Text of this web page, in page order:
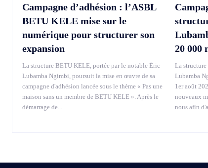
Campagne d’adhésion : l’ASBL
BETU KELE mise sur le
numérique pour structurer son
expansion
La structure BETU KELE, portée par le notable Éric
Lubamba Ngimbi, poursuit la mise en œuvre de sa
campagne d'adhésion lancée sous le thème « Pas une
maison sans un membre de BETU KELE ». Après le
démarrage de...
20 000
La
Lubamba
1er août
nouveaux
nous afin